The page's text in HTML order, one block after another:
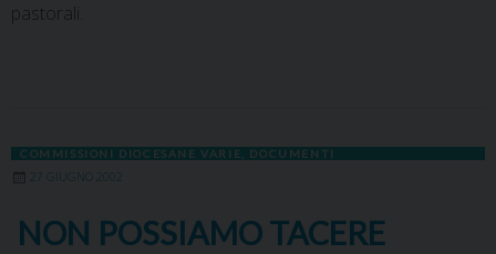
pastorali.
COMMISSIONI DIOCESANE VARIE DOCUMENTI
27 GIUGNO 2002
NON POSSIAMO TACERE